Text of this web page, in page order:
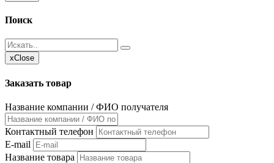
Поиск
xClose
Заказать товар
Название компании / ФИО получателя
Контактный телефон
E-mail
Название товара